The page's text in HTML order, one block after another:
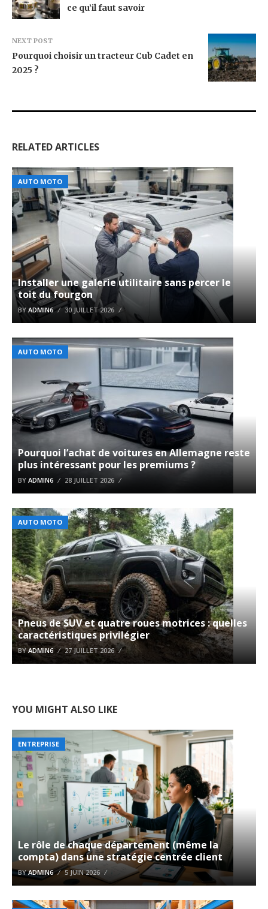
ce qu’il faut savoir
NEXT POST
Pourquoi choisir un tracteur Cub Cadet en
2025 ?
RELATED ARTICLES
AUTO MOTO
Installer une galerie utilitaire sans percer le
toit du fourgon
BY ADMIN6 30 JUILLET 2026
AUTO MOTO
Pourquoi l’achat de voitures en Allemagne reste
plus intéressant pour les premiums ?
BY ADMIN6 28 JUILLET 2026
AUTO MOTO
Pneus de SUV et quatre roues motrices : quelles
caractéristiques privilégier
BYADMIN6 27 JUILLET 2026
YOU MIGHT ALSO LIKE
ENTREPRISE
Le rôle de chaque département (même la
compta) dans une stratégie centrée client
BYADMIN6 5 JUIN 2026